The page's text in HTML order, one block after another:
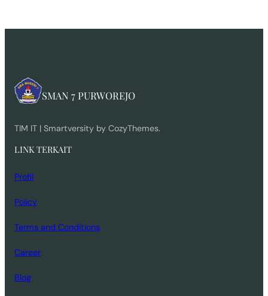
SMAN 7 PURWOREJO
TIM IT | Smartversity by CozyThemes.
LINK TERKAIT
Profil
Policy
Terms and Conditions
Career
Blog